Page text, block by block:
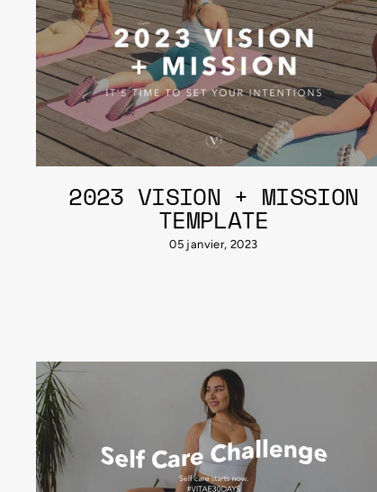
2023 VISION + MISSION
TEMPLATE
05 janvier, 2023